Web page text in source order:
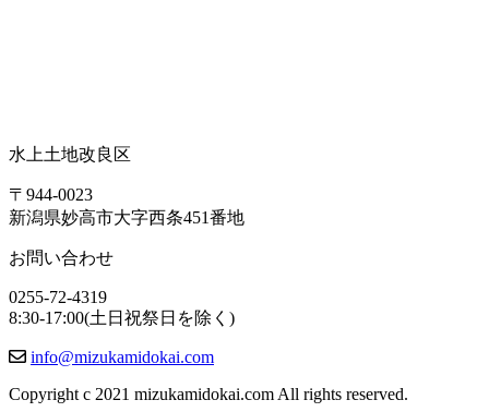
水上土地改良区
〒944-0023
新潟県妙高市大字西条451番地
お問い合わせ
0255-72-4319
8:30-17:00(土日祝祭日を除く)
info@mizukamidokai.com
Copyright c 2021 mizukamidokai.com All rights reserved.